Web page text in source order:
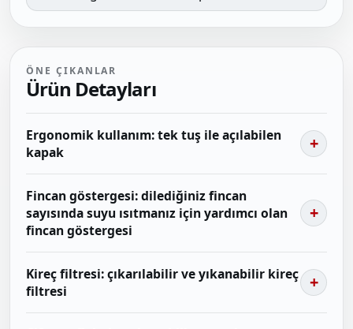
ÖNE ÇIKANLAR
Ürün Detayları
Ergonomik kullanım: tek tuş ile açılabilen
kapak
Fincan göstergesi: dilediğiniz fincan
sayısında suyu ısıtmanız için yardımcı olan
fincan göstergesi
Kireç filtresi: çıkarılabilir ve yıkanabilir kireç
filtresi